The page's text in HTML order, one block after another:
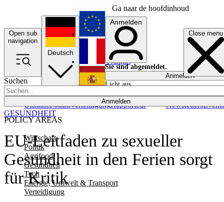
Ga naar de hoofdinhoud
Open sub
navigation
Close menu
Suchen
Anmelden
POLICY AREAS
Wirtschaft
Politik
Agrifood
Gesundheit
Tech
Energie, Umwelt & Transport
Verteidigung
UkrainePolitikVerteidigungRapporteur NewslettersEvents
Deutsch
English
Français
Anmelden
Sie sind abgemeldet.
Anmelden
Licht aus
EU-Leitfaden zu sexueller
Gesundheit in den Ferien sorgt
für Kritik
GESUNDHEIT